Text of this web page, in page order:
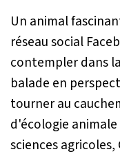
Un animal
réseau social
contempler dans
balade en
tourner au
d'écologie
sciences agricoles,